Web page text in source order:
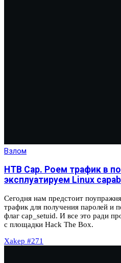
Взлом
HTB Сap. Роем трафик в
эксплуатируем Linux
Сегодня нам предстоит
трафик для получения паролей и
флаг cap_setuid. И все это ради
с площадки Hack The Box.
Xakep #271